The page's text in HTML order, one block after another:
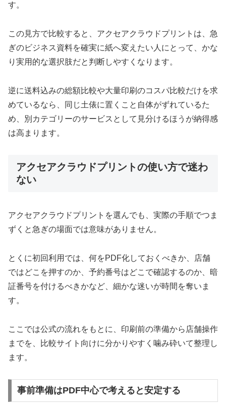
す。
この見方で比較すると、アクセアクラウドプリントは、急
ぎのビジネス資料を確実に紙へ変えたい人にとって、かな
り実用的な選択肢だと判断しやすくなります。
逆に送料込みの総額比較や大量印刷のコスパ比較だけを求
めているなら、同じ土俵に置くこと自体がずれているた
め、別カテゴリーのサービスとして見分けるほうが納得感
は高まります。
アクセアクラウドプリントの使い方で迷わ
ない
アクセアクラウドプリントを選んでも、実際の手順でつま
ずくと急ぎの場面では意味がありません。
とくに初回利用では、何をPDF化しておくべきか、店舗
ではどこを押すのか、予約番号はどこで確認するのか、暗
証番号を付けるべきかなど、細かな迷いが時間を奪いま
す。
ここでは公式の流れをもとに、印刷前の準備から店舗操作
までを、比較サイト向けに分かりやすく噛み砕いて整理し
ます。
事前準備はPDF中心で考えると安定する